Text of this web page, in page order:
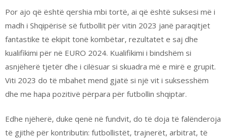
Por ajo që është qershia mbi tortë, ai që është suksesi më i
madh i Shqipërisë së futbollit për vitin 2023 janë paraqitjet
fantastike të ekipit tonë kombëtar, rezultatet e saj dhe
kualifikimi për në EURO 2024. Kualifikimi i bindshëm si
asnjëherë tjetër dhe i cilësuar si skuadra më e mirë e grupit.
Viti 2023 do të mbahet mend gjatë si një vit i suksesshëm
dhe me hapa pozitivë përpara për futbollin shqiptar.
Edhe njëherë, duke qenë në fundvit, do të doja të falënderoja
të gjithë për kontributin: futbollistët, trajnerët, arbitrat, të